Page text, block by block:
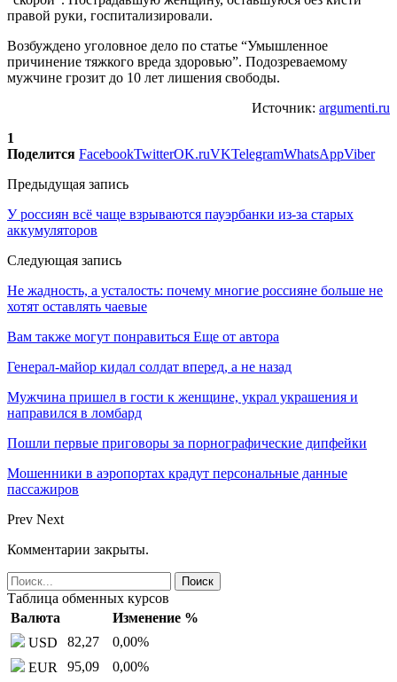
правой руки, госпитализировали.
Возбуждено уголовное дело по статье “Умышленное
причинение тяжкого вреда здоровью”. Подозреваемому
мужчине грозит до 10 лет лишения свободы.
Источник: argumenti.ru
1
Поделится FacebookTwitterOK.ruVKTelegramWhatsAppViber
Предыдущая запись
У россиян всё чаще взрываются пауэрбанки из-за старых
аккумуляторов
Следующая запись
Не жадность, а усталость: почему многие россияне больше не
хотят оставлять чаевые
Вам также могут понравиться Еще от автора
Генерал-майор кидал солдат вперед, а не назад
Мужчина пришел в гости к женщине, украл украшения и
направился в ломбард
Пошли первые приговоры за порнографические дипфейки
Мошенники в аэропортах крадут персональные данные
пассажиров
Prev Next
Комментарии закрыты.
Таблица обменных курсов
Валюта
Изменение %
USD
82,27 0,00%
EUR
95,09 0,00%